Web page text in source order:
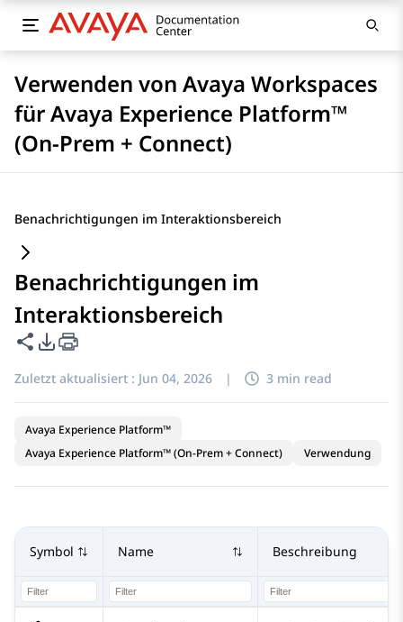
Verwenden von Avaya Workspaces
für Avaya Experience Platform™
(On-Prem + Connect)
Benachrichtigungen im Interaktionsbereich
Benachrichtigungen im
Interaktionsbereich
Diese Seite teilen
PDF-Exportoptionen
Zuletzt aktualisiert : Jun 04, 2026 | 3 min read
Avaya Experience Platform™
Avaya Experience Platform™ (On-Prem + Connect)
Verwendung
Symbol Name Beschreibung